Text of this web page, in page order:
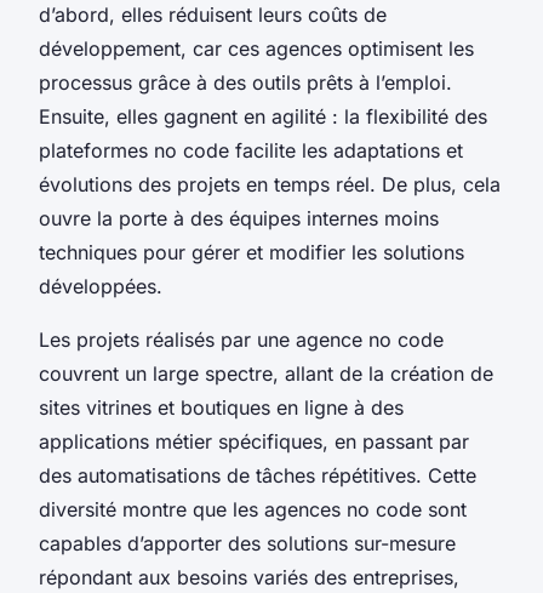
d’abord, elles réduisent leurs coûts de
développement, car ces agences optimisent les
processus grâce à des outils prêts à l’emploi.
Ensuite, elles gagnent en agilité : la flexibilité des
plateformes no code facilite les adaptations et
évolutions des projets en temps réel. De plus, cela
ouvre la porte à des équipes internes moins
techniques pour gérer et modifier les solutions
développées.
Les projets réalisés par une agence no code
couvrent un large spectre, allant de la création de
sites vitrines et boutiques en ligne à des
applications métier spécifiques, en passant par
des automatisations de tâches répétitives. Cette
diversité montre que les agences no code sont
capables d’apporter des solutions sur-mesure
répondant aux besoins variés des entreprises,